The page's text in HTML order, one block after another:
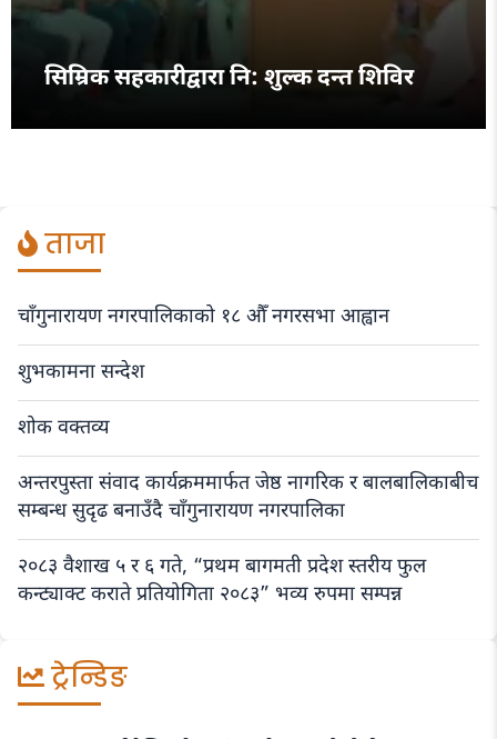
सिम्रिक सहकारीद्वारा नि: शुल्क दन्त शिविर
ताजा
चाँगुनारायण नगरपालिकाको १८ औँ नगरसभा आह्वान
शुभकामना सन्देश
शोक वक्तव्य
अन्तरपुस्ता संवाद कार्यक्रममार्फत जेष्ठ नागरिक र बालबालिकाबीच
सम्बन्ध सुदृढ बनाउँदै चाँगुनारायण नगरपालिका
२०८३ वैशाख ५ र ६ गते, “प्रथम बागमती प्रदेश स्तरीय फुल
कन्ट्याक्ट कराते प्रतियोगिता २०८३” भव्य रुपमा सम्पन्न
ट्रेन्डिङ